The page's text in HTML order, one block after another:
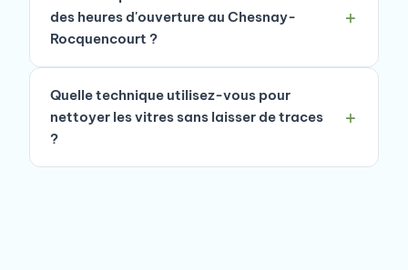
des heures d'ouverture au Chesnay-
Rocquencourt ?
Quelle technique utilisez-vous pour
nettoyer les vitres sans laisser de traces
?